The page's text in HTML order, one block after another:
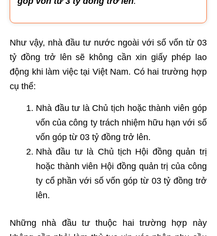
Như vậy, nhà đầu tư nước ngoài với số vốn từ 03
tỷ đồng trở lên sẽ không cần xin giấy phép lao
động khi làm việc tại Việt Nam. Có hai trường hợp
cụ thể:
Nhà đầu tư là Chủ tịch hoặc thành viên góp
vốn của công ty trách nhiệm hữu hạn với số
vốn góp từ 03 tỷ đồng trở lên.
Nhà đầu tư là Chủ tịch Hội đồng quản trị
hoặc thành viên Hội đồng quản trị của công
ty cổ phần với số vốn góp từ 03 tỷ đồng trở
lên.
Những nhà đầu tư thuộc hai trường hợp này